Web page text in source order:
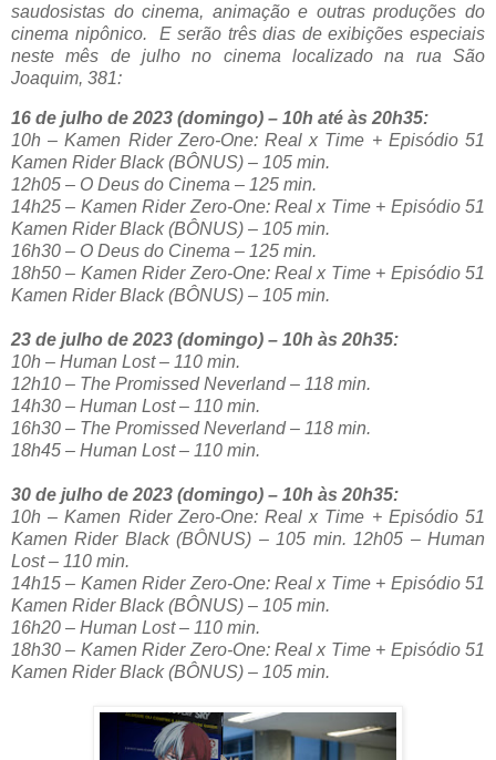
saudosistas do cinema, animação e outras produções do
cinema nipônico. E serão três dias de exibições especiais
neste mês de julho no cinema localizado na rua São
Joaquim, 381:
16 de julho de 2023 (domingo) – 10h até às 20h35:
10h – Kamen Rider Zero-One: Real x Time + Episódio 51
Kamen Rider Black (BÔNUS) – 105 min.
12h05 – O Deus do Cinema – 125 min.
14h25 – Kamen Rider Zero-One: Real x Time + Episódio 51
Kamen Rider Black (BÔNUS) – 105 min.
16h30 – O Deus do Cinema – 125 min.
18h50 – Kamen Rider Zero-One: Real x Time + Episódio 51
Kamen Rider Black (BÔNUS) – 105 min.
23 de julho de 2023 (domingo) – 10h às 20h35:
10h – Human Lost – 110 min.
12h10 – The Promissed Neverland – 118 min.
14h30 – Human Lost – 110 min.
16h30 – The Promissed Neverland – 118 min.
18h45 – Human Lost – 110 min.
30 de julho de 2023 (domingo) – 10h às 20h35:
10h – Kamen Rider Zero-One: Real x Time + Episódio 51
Kamen Rider Black (BÔNUS) – 105 min. 12h05 – Human
Lost – 110 min.
14h15 – Kamen Rider Zero-One: Real x Time + Episódio 51
Kamen Rider Black (BÔNUS) – 105 min.
16h20 – Human Lost – 110 min.
18h30 – Kamen Rider Zero-One: Real x Time + Episódio 51
Kamen Rider Black (BÔNUS) – 105 min.